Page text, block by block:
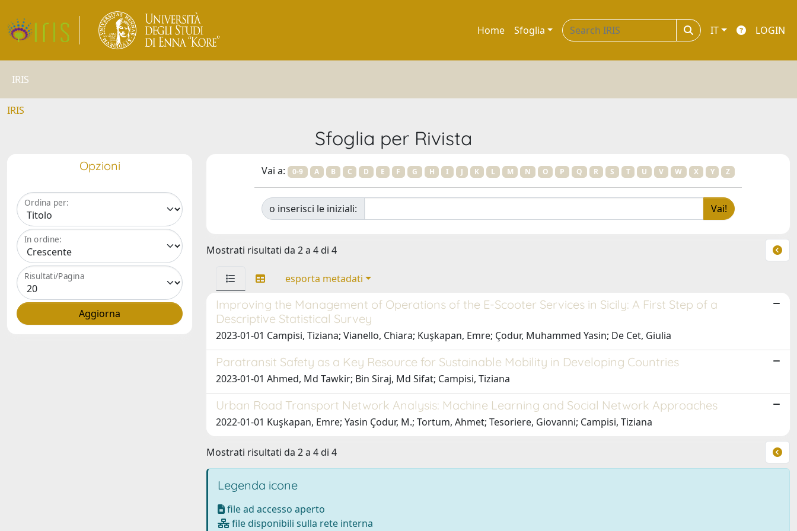
Home Sfoglia IT LOGIN
IRIS
IRIS
Sfoglia per Rivista
Opzioni
Ordina per:
In ordine:
Risultati/Pagina
Vai a: 0-9 A B C D E F G H I J K L M N O P Q R S T U V W X Y Z
o inserisci le iniziali:
Mostrati risultati da 2 a 4 di 4
esporta metadati
Improving the Management of Operations of the E-Scooter Services in Sicily: A First Step of a
Descriptive Statistical Survey
2023-01-01 Campisi, Tiziana; Vianello, Chiara; Kuşkapan, Emre; Çodur, Muhammed Yasin; De Cet, Giulia
Paratransit Safety as a Key Resource for Sustainable Mobility in Developing Countries
2023-01-01 Ahmed, Md Tawkir; Bin Siraj, Md Sifat; Campisi, Tiziana
Urban Road Transport Network Analysis: Machine Learning and Social Network Approaches
2022-01-01 Kuşkapan, Emre; Yasin Çodur, M.; Tortum, Ahmet; Tesoriere, Giovanni; Campisi, Tiziana
Mostrati risultati da 2 a 4 di 4
Legenda icone
file ad accesso aperto
file disponibili sulla rete interna